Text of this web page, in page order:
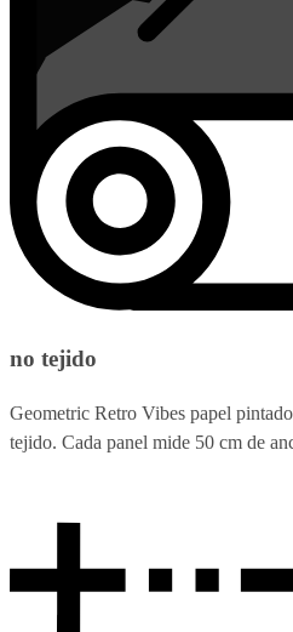
no tejido
Geometric Retro Vibes papel
tejido. Cada panel mide 50 cm de